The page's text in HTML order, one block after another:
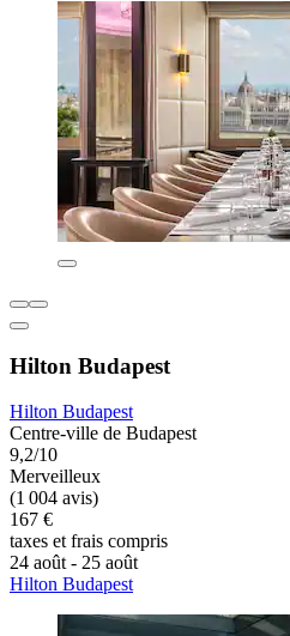
Hilton Budapest
Hilton Budapest
Centre-ville de Budapest
9,2/10
Merveilleux
(1 004 avis)
167 €
taxes et frais compris
24 août - 25 août
Hilton Budapest